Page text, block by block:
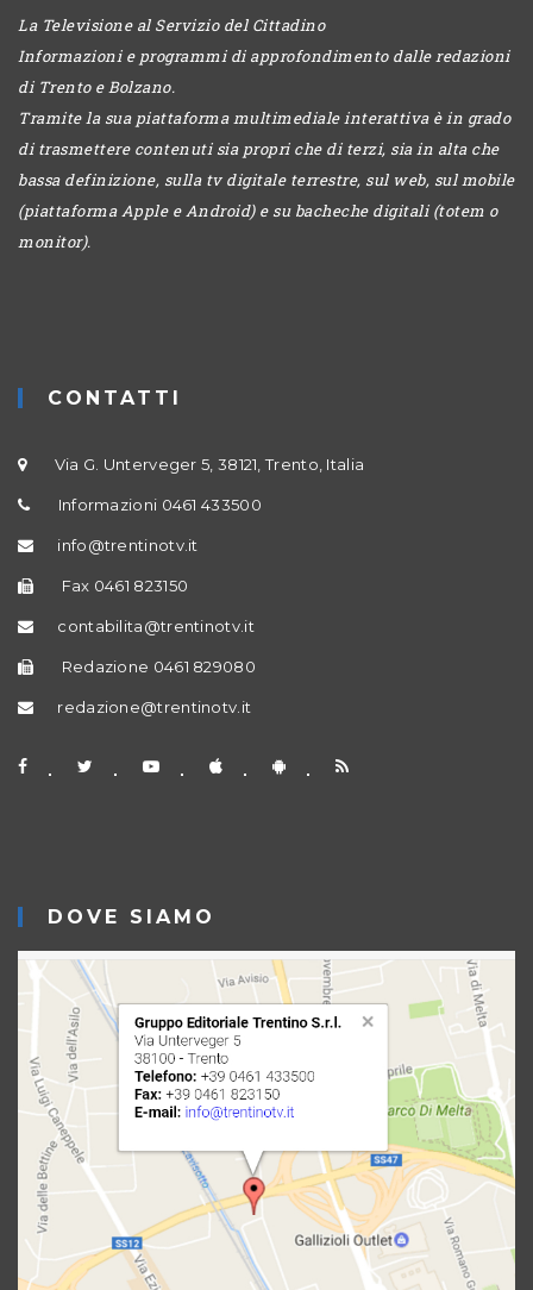
La Televisione al Servizio del Cittadino
Informazioni e programmi di approfondimento dalle redazioni
di Trento e Bolzano.
Tramite la sua piattaforma multimediale interattiva è in grado
di trasmettere contenuti sia propri che di terzi, sia in alta che
bassa definizione, sulla tv digitale terrestre, sul web, sul mobile
(piattaforma Apple e Android) e su bacheche digitali (totem o
monitor).
CONTATTI
Via G. Unterveger 5, 38121, Trento, Italia
Informazioni 0461 433500
info@trentinotv.it
Fax 0461 823150
contabilita@trentinotv.it
Redazione 0461 829080
redazione@trentinotv.it
DOVE SIAMO